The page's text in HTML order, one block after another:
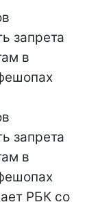
запрета
в
запрета
в
РБК со